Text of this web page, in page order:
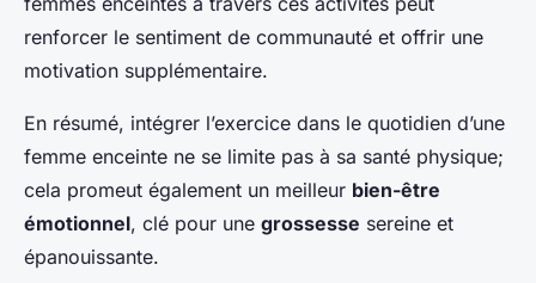
renforcer le sentiment de communauté et offrir une
motivation supplémentaire.
En résumé, intégrer l’exercice dans le quotidien d’une
femme enceinte ne se limite pas à sa santé physique;
cela promeut également un meilleur bien-être
émotionnel, clé pour une grossesse sereine et
épanouissante.